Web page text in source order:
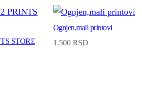
STORE
Ognjen,mali printovi
1.500 RSD